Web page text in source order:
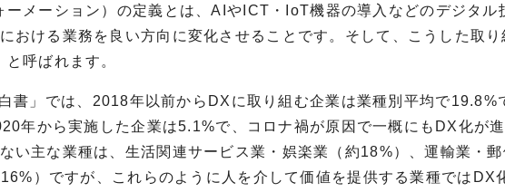
ーメーション）の定義とは、AIや ICT ・ IoT機器の導入などのデジタル
おける業務を良い方向に変化させることです。そして、こうした取り
と呼ばれます。
書」では、 2018年以前から DX に取り組む企業は業種別平均で19.8%
年から実施した企業は5.1%で、コロナ禍が原因で一概にも DX化が
い主な業種は、生活関連サービス業・娯楽業（約18%）、運輸業・
16% ）ですが、これらのように人を介して価値を提供する業種では DX